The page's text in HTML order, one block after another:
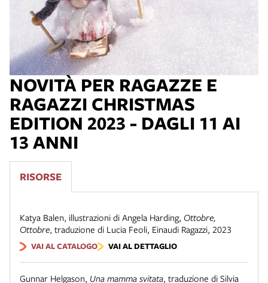
NOVITÀ PER RAGAZZE E
RAGAZZI CHRISTMAS
EDITION 2023 - DAGLI 11 AI
13 ANNI
RISORSE
Katya Balen, illustrazioni di Angela Harding, Ottobre,
Ottobre, traduzione di Lucia Feoli, Einaudi Ragazzi, 2023
VAI AL CATALOGO VAI AL DETTAGLIO
Gunnar Helgason, Una mamma svitata, traduzione di Silvia